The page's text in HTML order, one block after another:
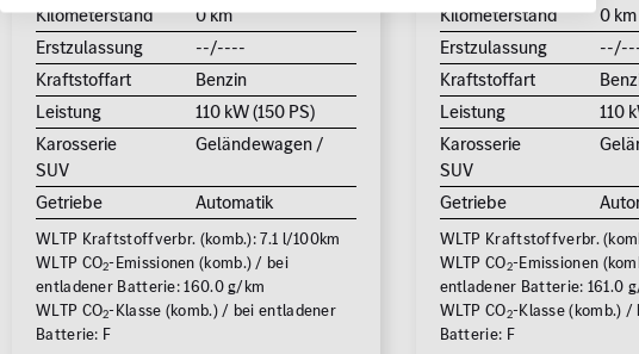
Kilometerstand
0 km
Erstzulassung
--/----
Kraftstoffart
Benzin
Leistung
110 kW (150 PS)
Karosserie
Geländewagen /
SUV
Getriebe
Automatik
WLTP Kraftstoffverbr. (komb.): 7.1 l/100km
WLTP CO2-Emissionen (komb.) / bei
entladener Batterie: 160.0 g/km
WLTP CO2-Klasse (komb.) / bei entladener
Batterie: F
Kilometerstand
0 km
Erstzulassung
Kraftstoffart
Leistung
110
Karosserie
SUV
Getriebe
WLTP Kraftstoffverbr.
WLTP CO2-Emissionen
entladener Batterie: 161.0
WLTP CO2-Klasse (komb.)
Batterie: F